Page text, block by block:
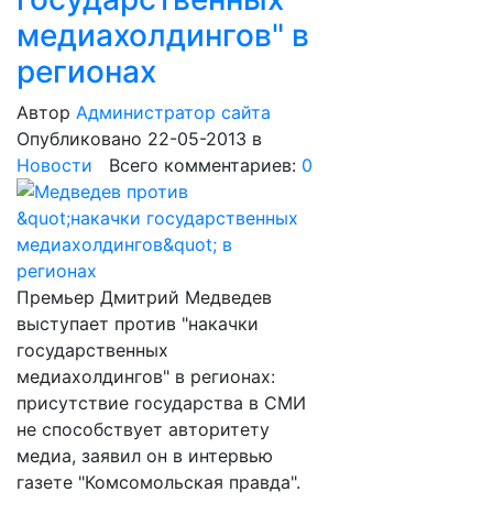
медиахолдингов" в
регионах
Автор Администратор сайта
Опубликовано 22-05-2013 в
Новости Всего комментариев: 0
Премьер Дмитрий Медведев
выступает против "накачки
государственных
медиахолдингов" в регионах:
присутствие государства в СМИ
не способствует авторитету
медиа, заявил он в интервью
газете "Комсомольская правда".